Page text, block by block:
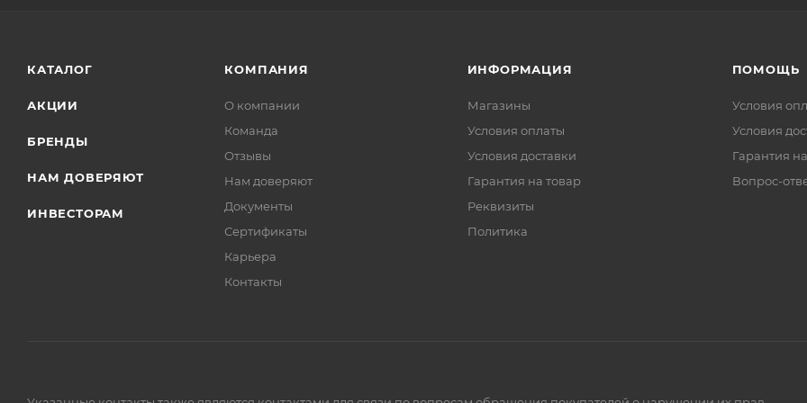
КАТАЛОГ
АКЦИИ
БРЕНДЫ
НАМ ДОВЕРЯЮТ
ИНВЕСТОРАМ
КОМПАНИЯ
О компании
Команда
Отзывы
Нам доверяют
Документы
Сертификаты
Карьера
Контакты
ИНФОРМАЦИЯ
Магазины
Условия оплаты
Условия доставки
Гарантия на товар
Реквизиты
Политика
ПОМОЩЬ
Условия
Условия
Гарантия
Вопрос-